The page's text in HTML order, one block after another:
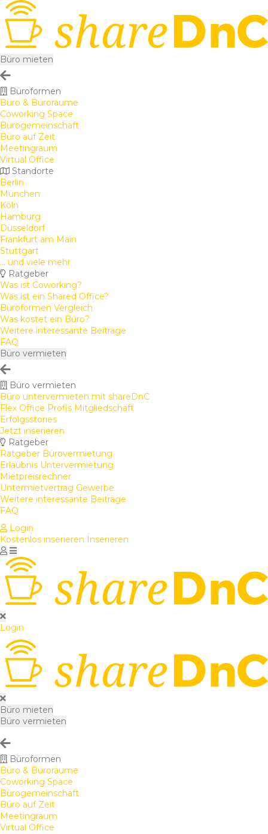
Büro mieten
Büroformen
Büro & Büroräume
Coworking Space
Bürogemeinschaft
Büro auf Zeit
Meetingraum
Virtual Office
Standorte
Berlin
München
Köln
Hamburg
Düsseldorf
Frankfurt am Main
Stuttgart
... und viele mehr
Ratgeber
Was ist Coworking?
Was ist ein Shared Office?
Büroformen Vergleich
Was kostet ein Büro?
Weitere interessante Beiträge
FAQ
Büro vermieten
Büro vermieten
Büro untervermieten mit shareDnC
Flex Office Profis Mitgliedschaft
Erfolgsstories
Jetzt inserieren
Ratgeber
Ratgeber Bürovermietung
Erlaubnis Untervermietung
Mietpreisrechner
Untermietvertrag Gewerbe
Weitere interessante Beiträge
FAQ
Login
Kostenlos inserieren Inserieren
Login
Büro mieten
Büro vermieten
Büroformen
Büro & Büroräume
Coworking Space
Bürogemeinschaft
Büro auf Zeit
Meetingraum
Virtual Office